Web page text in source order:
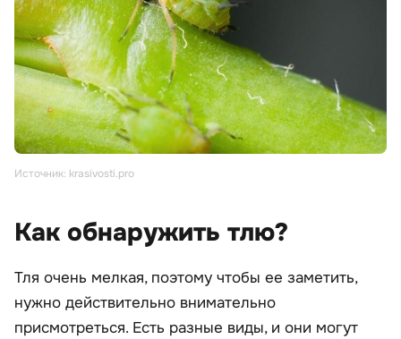
Источник: krasivosti.pro
Как обнаружить тлю?
Тля очень мелкая, поэтому чтобы ее заметить,
нужно действительно внимательно
присмотреться. Есть разные виды, и они могут